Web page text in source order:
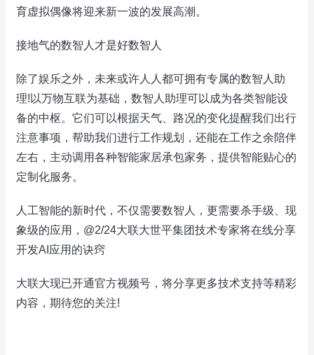
育虚拟偶像将迎来新一波的发展高潮。
接地气的数智人才是好数智人
除了娱乐之外，未来或许人人都可拥有专属的数智人助
理!以万物互联为基础，数智人助理可以成为各类智能设
备的中枢。它们可以根据天气、路况的变化提醒我们出行
注意事项，帮助我们进行工作规划，还能在工作之余陪伴
左右，主动调用各种智能家居承包家务，提供智能贴心的
定制化服务。
人工智能的新时代，不仅需要数智人，更需要杀手级、现
象级的应用，@2/24大联大世平集团技术专家将在线分享
开发AI应用的诀窍
大联大现已开通官方视频号，将分享更多技术支持等精彩
内容，期待您的关注!